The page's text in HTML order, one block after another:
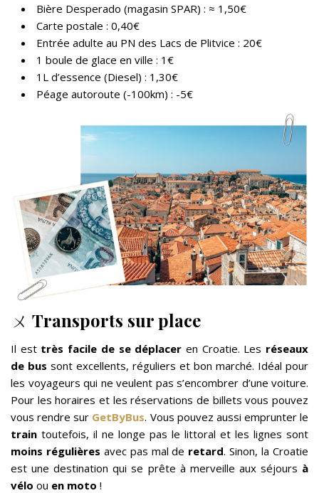
Bière Desperado (magasin SPAR) : ≈ 1,50€
Carte postale : 0,40€
Entrée adulte au PN des Lacs de Plitvice : 20€
1 boule de glace en ville : 1€
1L d’essence (Diesel) : 1,30€
Péage autoroute (-100km) : -5€
ㄨ Transports sur place
Il est très facile de se déplacer en Croatie. Les réseaux
de bus sont excellents, réguliers et bon marché. Idéal pour
les voyageurs qui ne veulent pas s’encombrer d’une voiture.
Pour les horaires et les réservations de billets vous pouvez
vous rendre sur GetByBus. Vous pouvez aussi emprunter le
train toutefois, il ne longe pas le littoral et les lignes sont
moins régulières avec pas mal de retard. Sinon, la Croatie
est une destination qui se prête à merveille aux séjours à
vélo ou en moto !